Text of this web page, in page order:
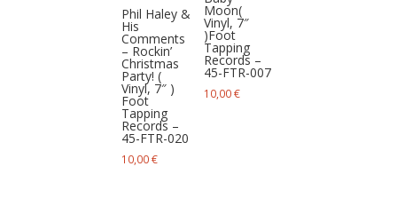
Phil Haley &
His
Comments
– Rockin’
Christmas
Party! (
Vinyl, 7″ )
Foot
Tapping
Records –
45-FTR-020
10,00€
Moon(
Vinyl, 7″
)Foot
Tapping
Records –
45-FTR-007
10,00€